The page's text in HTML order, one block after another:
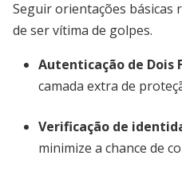
Seguir orientações básicas
de ser vítima de golpes.
Autenticação de Dois
camada extra de
Verificação de
minimize a chance de